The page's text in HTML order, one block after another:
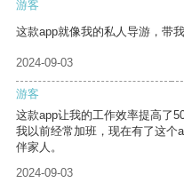
游客
这款app就像我的私人导游，带
2024-09-03
游客
这款app让我的工作效率提高了
我以前经常加班，现在有了这个
伴家人。
2024-09-03